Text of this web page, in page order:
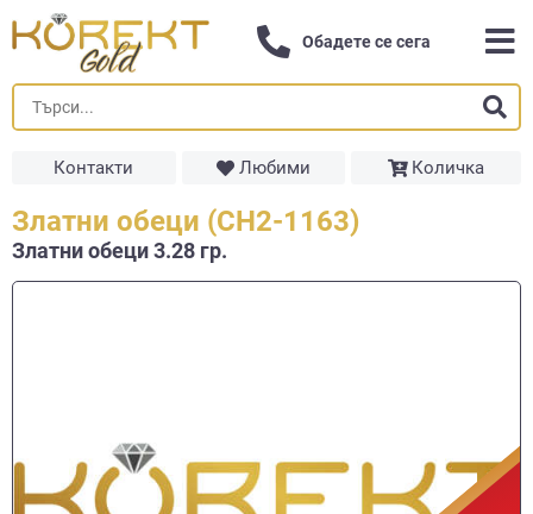
Обадете се сега
Контакти Любими Количка
Златни обеци (СН2-1163)
Златни обеци 3.28 гр.